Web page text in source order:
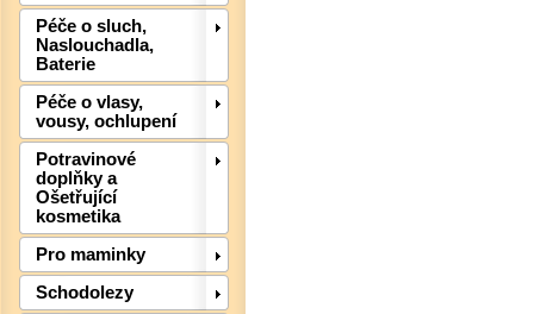
Péče o sluch,
Naslouchadla,
Baterie
Péče o vlasy,
vousy, ochlupení
Potravinové
doplňky a
Ošetřující
kosmetika
Pro maminky
Schodolezy